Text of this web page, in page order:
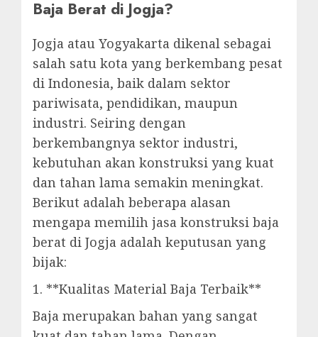
Baja Berat di Jogja?
Jogja atau Yogyakarta dikenal sebagai
salah satu kota yang berkembang pesat
di Indonesia, baik dalam sektor
pariwisata, pendidikan, maupun
industri. Seiring dengan
berkembangnya sektor industri,
kebutuhan akan konstruksi yang kuat
dan tahan lama semakin meningkat.
Berikut adalah beberapa alasan
mengapa memilih jasa konstruksi baja
berat di Jogja adalah keputusan yang
bijak:
1. **Kualitas Material Baja Terbaik**
Baja merupakan bahan yang sangat